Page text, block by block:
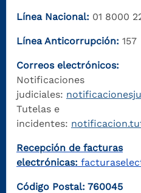
Línea Nacional: 01 8000
Línea Anticorrupción: 157
Correos electrónicos:
Notificaciones
judiciales:
Tutelas e
incidentes:
Recepción de facturas
electrónicas:
Código Postal: 760045